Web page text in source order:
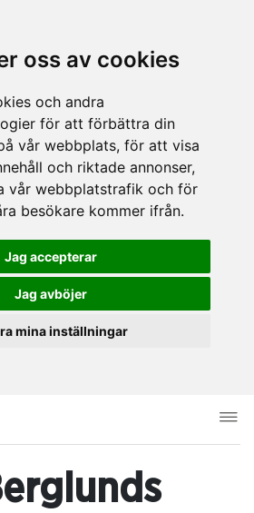
oss av cookies
och andra
för att förbättra din
vår webbplats, för att visa
och riktade annonser,
vår webbplatstrafik och för
besökare kommer ifrån.
Jag accepterar
Jag avböjer
mina inställningar